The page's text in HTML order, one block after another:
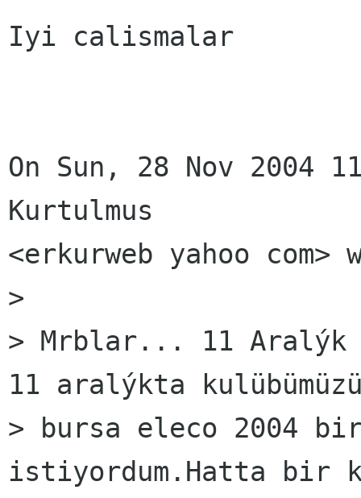
Iyi calismalar
On Sun, 28 Nov 2004
Kurtulmus
<erkurweb yahoo com>
>
> Mrblar... 11
11 aralýkta
> bursa eleco 2004
istiyordum.Hatta bir